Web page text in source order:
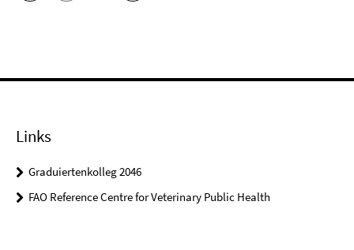
Links
Graduiertenkolleg 2046
FAO Reference Centre for Veterinary Public Health